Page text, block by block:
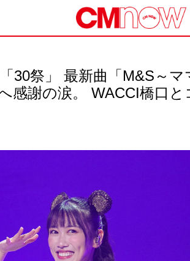
30祭」 最新曲「M&S～マ
感謝の涙。 WACCI橋口と